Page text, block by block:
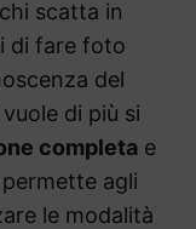
scatta in
di fare foto
del
di più si
completa e
agli
le modalità